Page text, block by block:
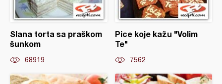
Slana torta sa praškom
šunkom
68919
Pice koje kažu "Volim
Te"
7562